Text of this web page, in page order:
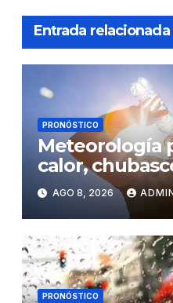
Entrada relacionada
PRONÓSTICO
Meteorología
calor,
concentración
Sahara para
AGO 8, 2026
PRONÓSTICO